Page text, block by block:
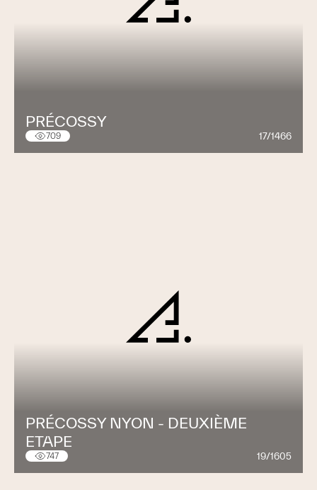
PRÉCOSSY
709 17/1466
PRÉCOSSY NYON - DEUXIÈME
ETAPE
747 19/1605